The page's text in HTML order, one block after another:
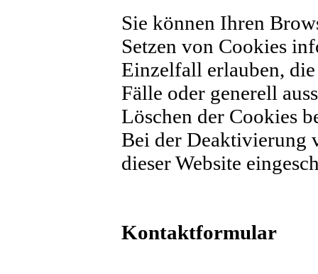
Sie können Ihren
Setzen von Cookies
Einzelfall erlauben,
Fälle oder generell
Löschen der Cookies
Bei der Deaktivierung
dieser Website
Kontaktformular